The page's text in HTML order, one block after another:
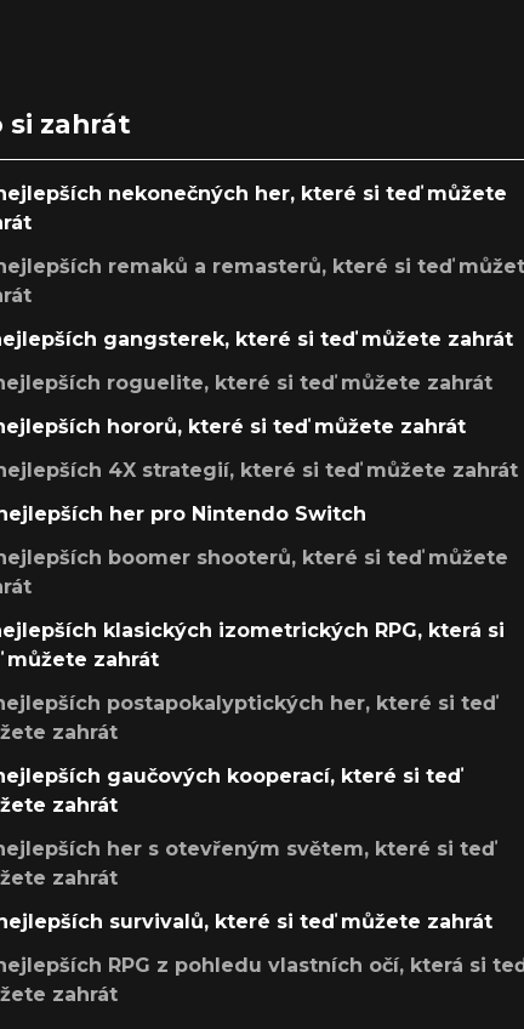
si zahrát
nekonečných her, které si teď můžete
remaků a remasterů, které si teď
gangsterek, které si teď můžete zahrát
roguelite, které si teď můžete zahrát
hororů, které si teď můžete zahrát
4X strategií, které si teď můžete zahrát
her pro Nintendo Switch
boomer shooterů, které si teď můžete
klasických izometrických RPG, která si
můžete zahrát
postapokalyptických her, které si teď
zahrát
gaučových kooperací, které si teď
zahrát
her s otevřeným světem, které si teď
zahrát
survivalů, které si teď můžete zahrát
RPG z pohledu vlastních očí, která si
zahrát